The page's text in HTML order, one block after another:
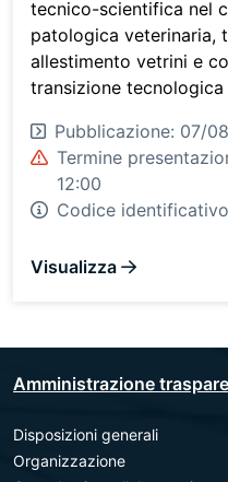
tecnico-scientifica nel
patologica veterinaria,
allestimento vetrini e
transizione
Pubblicazione: 07/
Termine
12:00
Codice
Visualizza
Amministrazione
Disposizioni generali
Organizzazione